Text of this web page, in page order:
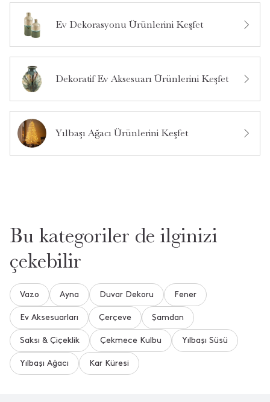
Bu ürün hakkında daha önce hiç soru sorulmamış.
Ürün Hakkında Soru Sor
Ev Dekorasyonu Ürünlerini Keşfet
Dekoratif Ev Aksesuarı Ürünlerini Keşfet
Yılbaşı Ağacı Ürünlerini Keşfet
Bu kategoriler de ilginizi
çekebilir
Vazo Ayna Duvar Dekoru Fener
Ev Aksesuarları Çerçeve Şamdan
Saksı & Çiçeklik Çekmece Kulbu Yılbaşı Süsü
Yılbaşı Ağacı Kar Küresi